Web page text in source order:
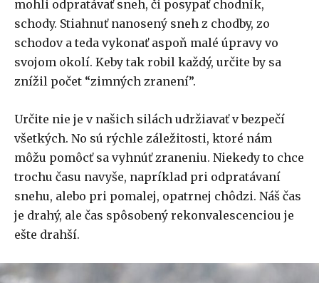
mohli odpratávať sneh, či posypať chodník,
schody. Stiahnuť nanosený sneh z chodby, zo
schodov a teda vykonať aspoň malé úpravy vo
svojom okolí. Keby tak robil každý, určite by sa
znížil počet “zimných zranení”.
Určite nie je v našich silách udržiavať v bezpečí
všetkých. No sú rýchle záležitosti, ktoré nám
môžu pomôcť sa vyhnúť zraneniu. Niekedy to chce
trochu času navyše, napríklad pri odpratávaní
snehu, alebo pri pomalej, opatrnej chôdzi. Náš čas
je drahý, ale čas spôsobený rekonvalescenciou je
ešte drahší.